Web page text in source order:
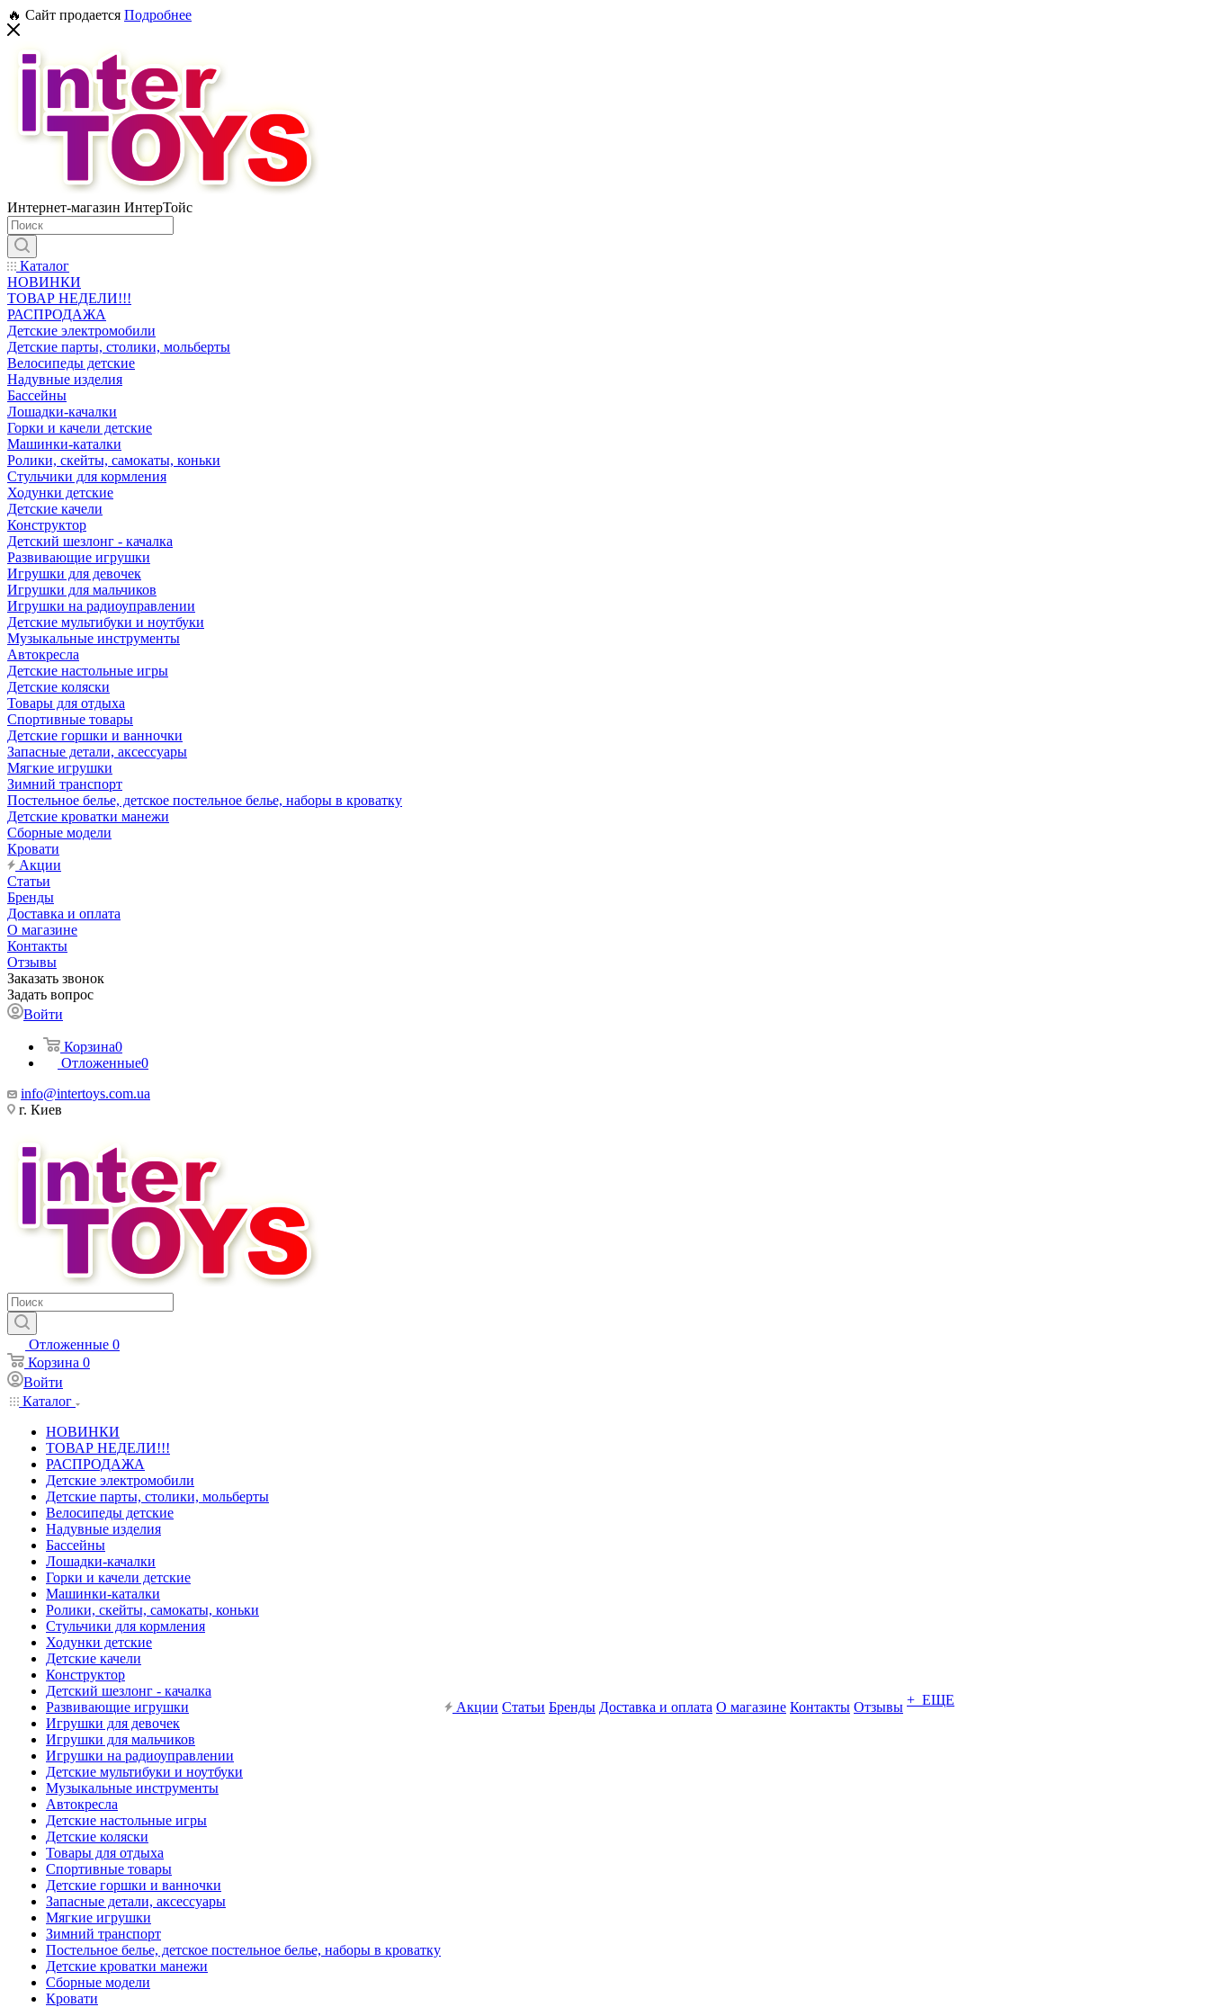
🔥 Сайт продается Подробнее
Интернет-магазин ИнтерТойс
Каталог
НОВИНКИ
ТОВАР НЕДЕЛИ!!!
РАСПРОДАЖА
Детские электромобили
Детские парты, столики, мольберты
Велосипеды детские
Надувные изделия
Бассейны
Лошадки-качалки
Горки и качели детские
Машинки-каталки
Ролики, скейты, самокаты, коньки
Стульчики для кормления
Ходунки детские
Детские качели
Конструктор
Детский шезлонг - качалка
Развивающие игрушки
Игрушки для девочек
Игрушки для мальчиков
Игрушки на радиоуправлении
Детские мультибуки и ноутбуки
Музыкальные инструменты
Автокресла
Детские настольные игры
Детские коляски
Товары для отдыха
Спортивные товары
Детские горшки и ванночки
Запасные детали, аксессуары
Мягкие игрушки
Зимний транспорт
Постельное белье, детское постельное белье, наборы в кроватку
Детские кроватки манежи
Сборные модели
Кровати
Акции
Статьи
Бренды
Доставка и оплата
О магазине
Контакты
Отзывы
Заказать звонок
Задать вопрос
Войти
Корзина0
Отложенные0
info@intertoys.com.ua
г. Киев
Отложенные 0
Корзина 0
Войти
Каталог
НОВИНКИ
ТОВАР НЕДЕЛИ!!!
РАСПРОДАЖА
Детские электромобили
Детские парты, столики, мольберты
Велосипеды детские
Надувные изделия
Бассейны
Лошадки-качалки
Горки и качели детские
Машинки-каталки
Ролики, скейты, самокаты, коньки
Стульчики для кормления
Ходунки детские
Детские качели
Конструктор
Детский шезлонг - качалка
Развивающие игрушки
Игрушки для девочек
Игрушки для мальчиков
Игрушки на радиоуправлении
Детские мультибуки и ноутбуки
Музыкальные инструменты
Автокресла
Детские настольные игры
Детские коляски
Товары для отдыха
Спортивные товары
Детские горшки и ванночки
Запасные детали, аксессуары
Мягкие игрушки
Зимний транспорт
Постельное белье, детское постельное белье, наборы в кроватку
Детские кроватки манежи
Сборные модели
Кровати
Акции Статьи Бренды Доставка и оплата О магазине Контакты Отзывы + ЕЩЕ